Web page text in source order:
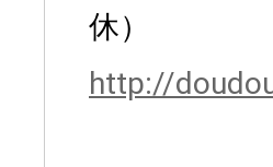
休）
http://